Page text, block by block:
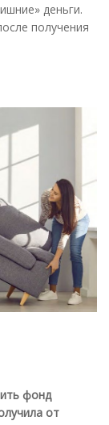
деньги.
получения
фонд
от